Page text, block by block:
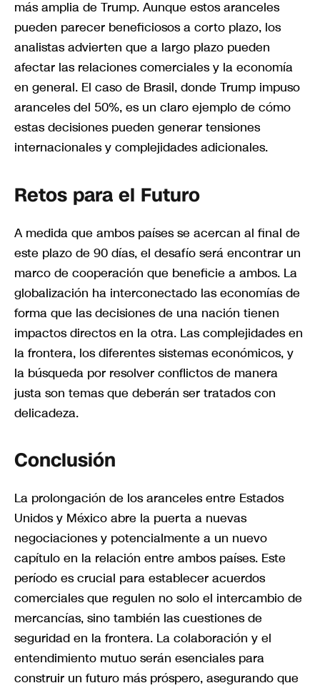
más amplia de Trump. Aunque estos aranceles
pueden parecer beneficiosos a corto plazo, los
analistas advierten que a largo plazo pueden
afectar las relaciones comerciales y la economía
en general. El caso de Brasil, donde Trump impuso
aranceles del 50%, es un claro ejemplo de cómo
estas decisiones pueden generar tensiones
internacionales y complejidades adicionales.
Retos para el Futuro
A medida que ambos países se acercan al final de
este plazo de 90 días, el desafío será encontrar un
marco de cooperación que beneficie a ambos. La
globalización ha interconectado las economías de
forma que las decisiones de una nación tienen
impactos directos en la otra. Las complejidades en
la frontera, los diferentes sistemas económicos, y
la búsqueda por resolver conflictos de manera
justa son temas que deberán ser tratados con
delicadeza.
Conclusión
La prolongación de los aranceles entre Estados
Unidos y México abre la puerta a nuevas
negociaciones y potencialmente a un nuevo
capítulo en la relación entre ambos países. Este
período es crucial para establecer acuerdos
comerciales que regulen no solo el intercambio de
mercancías, sino también las cuestiones de
seguridad en la frontera. La colaboración y el
entendimiento mutuo serán esenciales para
construir un futuro más próspero, asegurando que